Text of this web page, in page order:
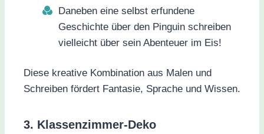
Daneben eine selbst erfundene
Geschichte über den Pinguin schreiben
vielleicht über sein Abenteuer im Eis!
Diese kreative Kombination aus Malen und
Schreiben fördert Fantasie, Sprache und Wissen.
3. Klassenzimmer-Deko